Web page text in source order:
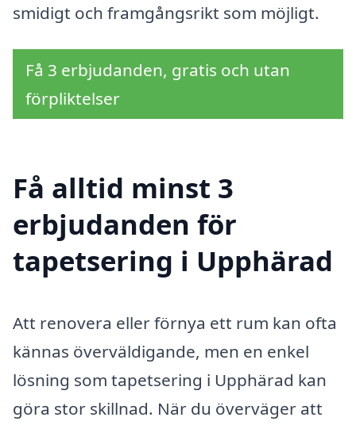
smidigt och framgångsrikt som möjligt.
Få 3 erbjudanden, gratis och utan
förpliktelser
Få alltid minst 3
erbjudanden för
tapetsering i Upphärad
Att renovera eller förnya ett rum kan ofta
kännas överväldigande, men en enkel
lösning som tapetsering i Upphärad kan
göra stor skillnad. När du överväger att